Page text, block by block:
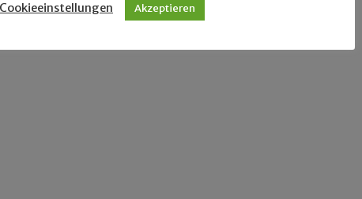
Cookieeinstellungen Akzeptieren